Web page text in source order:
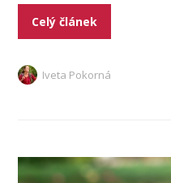
Celý článek
Iveta Pokorná